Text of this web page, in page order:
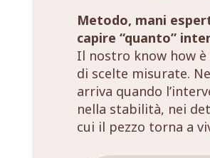
Metodo, mani
capire “quanto”
Il nostro know how
di scelte misurate.
arriva quando
nella stabilità, nei
cui il pezzo torna a